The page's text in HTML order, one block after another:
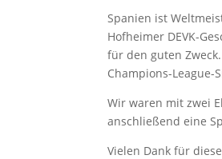
Spanien ist
Hofheimer DEVK-
für den guten
Champions-League-
Wir waren mit zwei
anschließend eine
Vielen Dank für